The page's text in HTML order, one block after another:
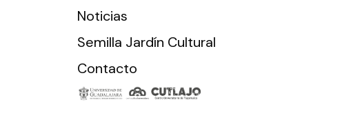
Noticias
Semilla Jardín Cultural
Contacto